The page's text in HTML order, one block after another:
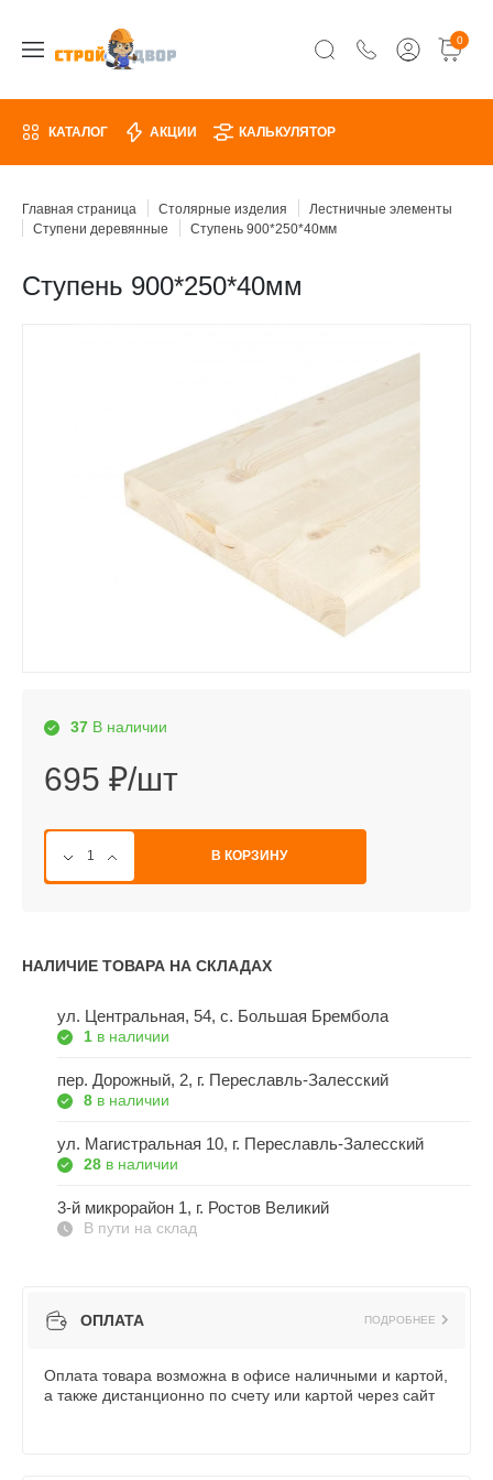
0
КАТАЛОГ АКЦИИ КАЛЬКУЛЯТОР
Главная страница Столярные изделия
Лестничные элементы
Ступени деревянные
Ступень 900*250*40мм
Ступень 900*250*40мм
37 В наличии
695 ₽/шт
В КОРЗИНУ
НАЛИЧИЕ ТОВАРА НА СКЛАДАХ
ул. Центральная, 54, c. Большая Брембола
1 в наличии
пер. Дорожный, 2, г. Переславль-Залесский
8 в наличии
ул. Магистральная 10, г. Переславль-Залесский
28 в наличии
3-й микрорайон 1, г. Ростов Великий
В пути на склад
ОПЛАТА ПОДРОБНЕЕ
Оплата товара возможна в офисе наличными и картой,
а также дистанционно по счету или картой через сайт